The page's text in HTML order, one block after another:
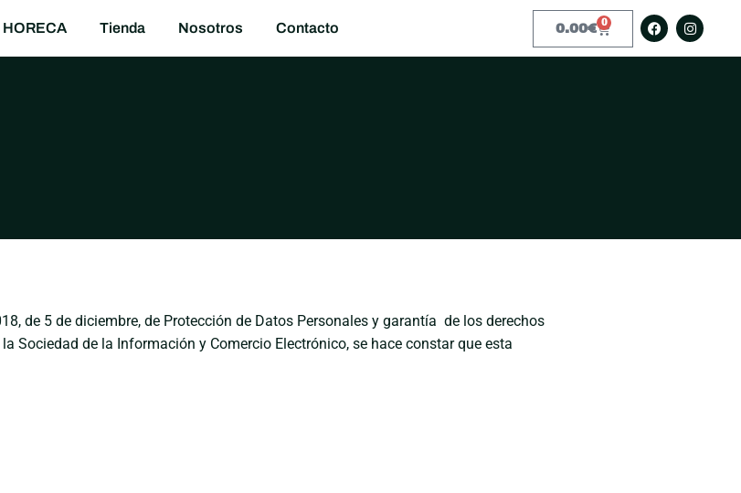
HORECA Tienda Nosotros Contacto 0.00€ 0
de 5 de diciembre, de Protección de Datos Personales y garantía de los derechos
Sociedad de la Información y Comercio Electrónico, se hace constar que esta